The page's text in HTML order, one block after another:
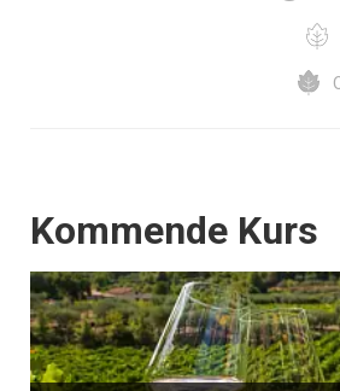
Events
Kommende Kurs